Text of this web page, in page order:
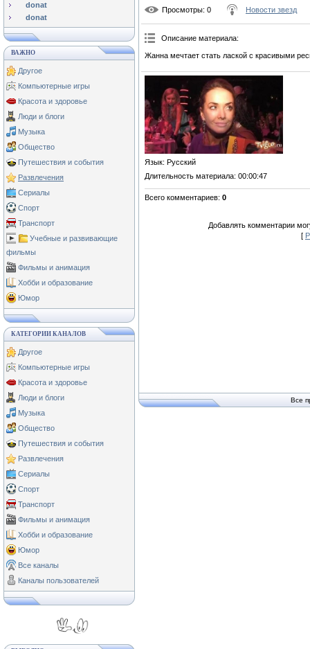
donat
donat
ВАЖНО
Другое
Компьютерные игры
Красота и здоровье
Люди и блоги
Музыка
Общество
Путешествия и события
Развлечения
Сериалы
Спорт
Транспорт
Учебные и развивающие
фильмы
Фильмы и анимация
Хобби и образование
Юмор
КАТЕГОРИИ КАНАЛОВ
Другое
Компьютерные игры
Красота и здоровье
Люди и блоги
Музыка
Общество
Путешествия и события
Развлечения
Сериалы
Спорт
Транспорт
Фильмы и анимация
Хобби и образование
Юмор
Все каналы
Каналы пользователей
Просмотры: 0 Новости звезд
Описание материала:
Жанна мечтает стать лаской с красивыми
Язык: Русский
Длительность материала: 00:00:47
Всего комментариев: 0
Добавлять комментарии
[
Все